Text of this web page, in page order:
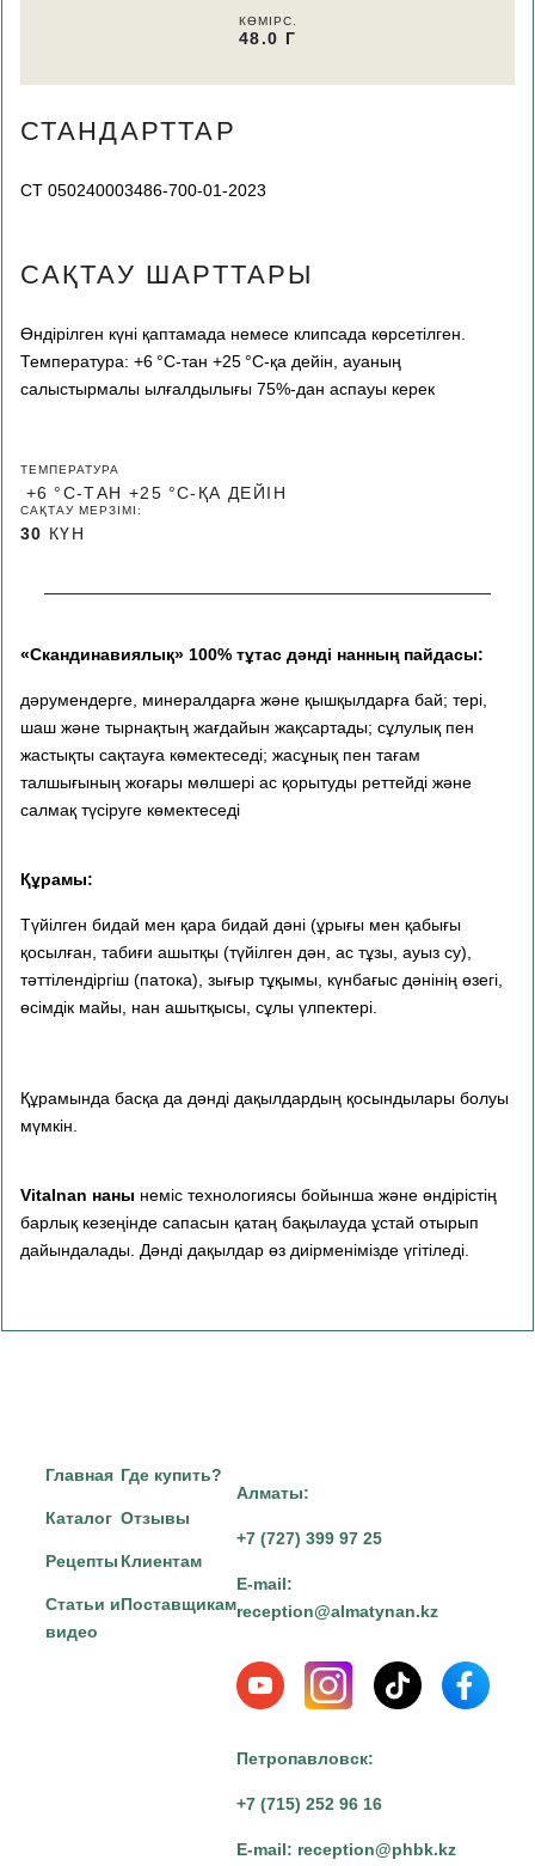
КӨМІРС.
48.0 Г
СТАНДАРТТАР
СТ 050240003486-700-01-2023
САҚТАУ ШАРТТАРЫ
Өндірілген күні қаптамада немесе клипсада көрсетілген.
Температура: +6 °C-тан +25 °C-қа дейін, ауаның
салыстырмалы ылғалдылығы 75%-дан аспауы керек
ТЕМПЕРАТУРА
+6 °C-ТАН +25 °C-ҚА ДЕЙІН
САҚТАУ МЕРЗІМІ:
30 КҮН
«Скандинавиялық» 100% тұтас дәнді нанның пайдасы:
дәрумендерге, минералдарға және қышқылдарға бай; тері,
шаш және тырнақтың жағдайын жақсартады; сұлулық пен
жастықты сақтауға көмектеседі; жасұнық пен тағам
талшығының жоғары мөлшері ас қорытуды реттейді және
салмақ түсіруге көмектеседі
Құрамы:
Түйілген бидай мен қара бидай дәні (ұрығы мен қабығы
қосылған, табиғи ашытқы (түйілген дән, ас тұзы, ауыз су),
тәттілендіргіш (патока), зығыр тұқымы, күнбағыс дәнінің өзегі,
өсімдік майы, нан ашытқысы, сұлы үлпектері.
Құрамында басқа да дәнді дақылдардың қосындылары болуы
мүмкін.
Vitalnan наны неміс технологиясы бойынша және өндірістің
барлық кезеңінде сапасын қатаң бақылауда ұстай отырып
дайындалады. Дәнді дақылдар өз диірменімізде үгітіледі.
Главная
Каталог
Рецепты
Статьи и
видео
Где купить?
Отзывы
Клиентам
Поставщикам
Алматы:
+7 (727) 399 97 25
E-mail:
reception@almatynan.kz
Петропавловск:
+7 (715) 252 96 16
E-mail: reception@phbk.kz